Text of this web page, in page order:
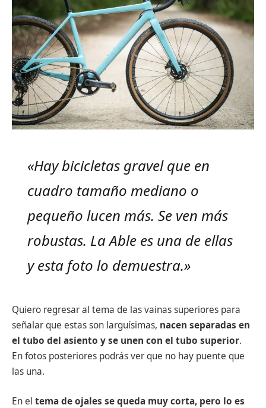
«Hay bicicletas gravel que en
cuadro tamaño mediano o
pequeño lucen más. Se ven más
robustas. La Able es una de ellas
y esta foto lo demuestra.»
Quiero regresar al tema de las vainas superiores para
señalar que estas son larguísimas, nacen separadas en
el tubo del asiento y se unen con el tubo superior.
En fotos posteriores podrás ver que no hay puente que
las una.
En el tema de ojales se queda muy corta, pero lo es